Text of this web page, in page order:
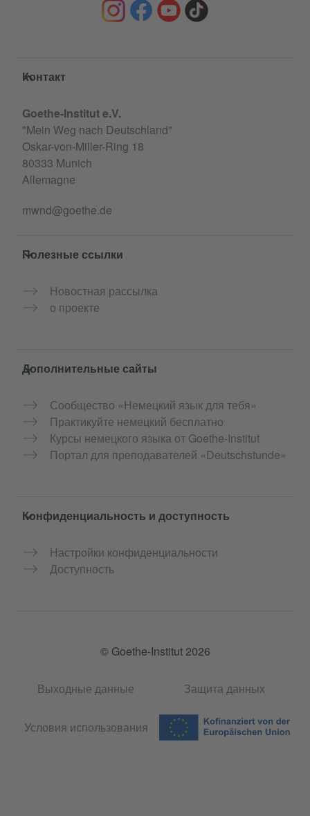
Service- und Informationsbereich
Контакт
Goethe-Institut e.V.
"Mein Weg nach Deutschland"
Oskar-von-Miller-Ring 18
80333 Munich
Allemagne
mwnd@goethe.de
Полезные ссылки
Новостная рассылка
о проекте
Дополнительные сайты
Сообщество «Немецкий язык для тебя»
Практикуйте немецкий бесплатно
Курсы немецкого языка от Goethe-Institut
Портал для преподавателей «Deutschstunde»
Конфиденциальность и доступность
Настройки конфиденциальности
Доступность
© Goethe-Institut 2026
Выходные данные Защита данных
Условия использования